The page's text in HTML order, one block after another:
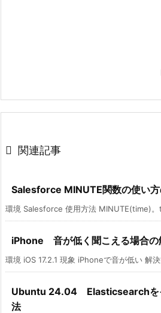
 関連記事
Salesforce MINUTE関数の使い
環境 Salesforce 使用方法 MINUTE(time)
iPhone 音が低く聞こえる場合の
環境 iOS 17.2.1 現象 iPhoneで音が低い 解
Ubuntu 24.04 Elasticsearchを
法